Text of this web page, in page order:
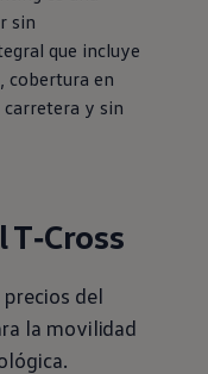
sin
que incluye
cobertura en
carretera y sin
T‑Cross
del
la movilidad